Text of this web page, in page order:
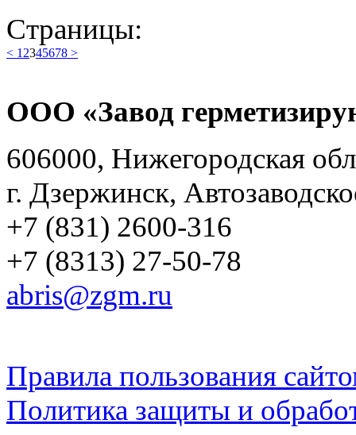
Страницы:
< 1 2345678 >
ООО «Завод
606000, Нижегородская
г. Дзержинск,
+7 (831) 2600-316
+7 (8313) 27-50-78
abris@zgm.ru
Правила пользования
Политика защиты и